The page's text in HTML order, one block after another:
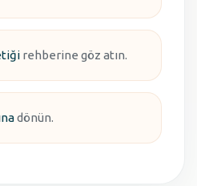
rehberine göz atın.
dönün.